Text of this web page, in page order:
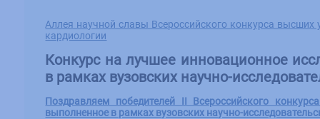
Аллея научной славы Всероссийского конкурса
кардиологии
Конкурс на лучшее инновационное
в рамках вузовских научно-
Поздравляем победителей II Всероссийского
выполненное в рамках вузовских научно-